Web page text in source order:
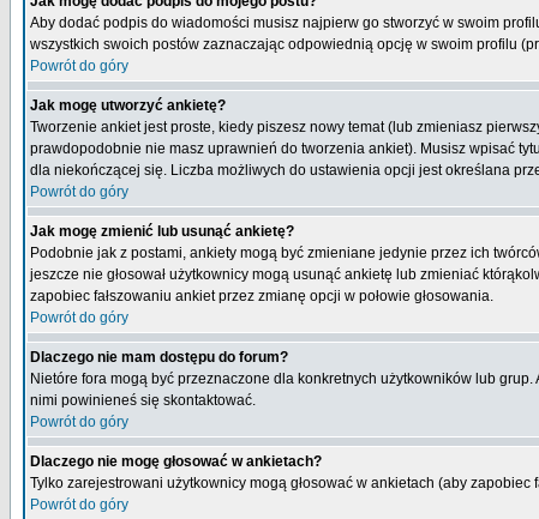
Aby dodać podpis do wiadomości musisz najpierw go stworzyć w swoim
wszystkich swoich postów zaznaczając odpowiednią opcję w swoim profilu
Powrót do góry
Jak mogę utworzyć ankietę?
Tworzenie ankiet jest proste, kiedy piszesz nowy temat (lub zmieniasz
prawdopodobnie nie masz uprawnień do tworzenia ankiet). Musisz wpisać
dla niekończącej się. Liczba możliwych do ustawienia opcji jest określana
Powrót do góry
Jak mogę zmienić lub usunąć ankietę?
Podobnie jak z postami, ankiety mogą być zmieniane jedynie przez ich
jeszcze nie głosował użytkownicy mogą usunąć ankietę lub zmieniać
zapobiec fałszowaniu ankiet przez zmianę opcji w połowie głosowania.
Powrót do góry
Dlaczego nie mam dostępu do forum?
Nietóre fora mogą być przeznaczone dla konkretnych użytkowników lub
nimi powinieneś się skontaktować.
Powrót do góry
Dlaczego nie mogę głosować w ankietach?
Tylko zarejestrowani użytkownicy mogą głosować w ankietach (aby
Powrót do góry